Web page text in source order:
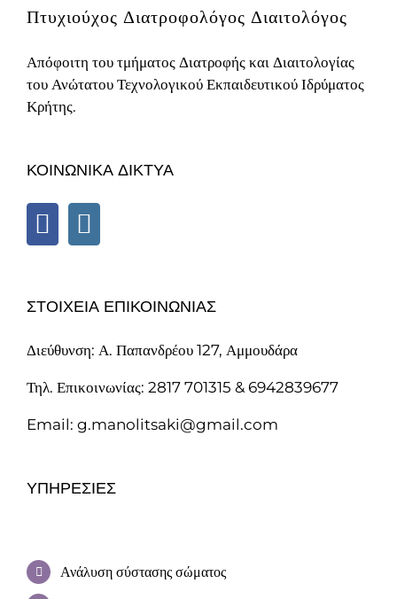
Πτυχιούχος Διατροφολόγος Διαιτολόγος
Απόφοιτη του τμήματος Διατροφής και Διαιτολογίας
του Ανώτατου Τεχνολογικού Εκπαιδευτικού Ιδρύματος
Κρήτης.
ΚΟΙΝΩΝΙΚΑ ΔΙΚΤΥΑ
ΣΤΟΙΧΕΙΑ ΕΠΙΚΟΙΝΩΝΙΑΣ
Διεύθυνση: Α. Παπανδρέου 127, Αμμουδάρα
Τηλ. Επικοινωνίας: 2817 701315 & 6942839677
Email: g.manolitsaki@gmail.com
ΥΠΗΡΕΣΊΕΣ
Ανάλυση σύστασης σώματος